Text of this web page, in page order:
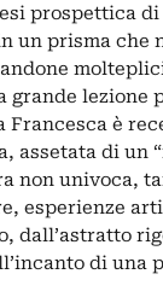
prospettica di
un prisma che
grande lezione
Francesca è
assetata di un
non univoca,
esperienze
dall’astratto
di una